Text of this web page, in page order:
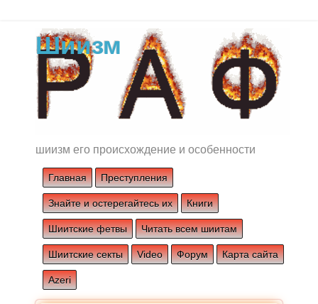
Шиизм
шиизм его происхождение и особенности
Главная Преступления
Знайте и остерегайтесь их Книги
Шиитские фетвы Читать всем шиитам
Шиитские секты Video Форум Карта сайта
Azeri